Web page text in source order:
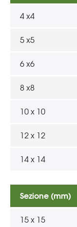
4 x4
5 x5
6 x6
8 x8
10 x 10
12 x 12
14 x 14
Sezione (mm)
15 x 15